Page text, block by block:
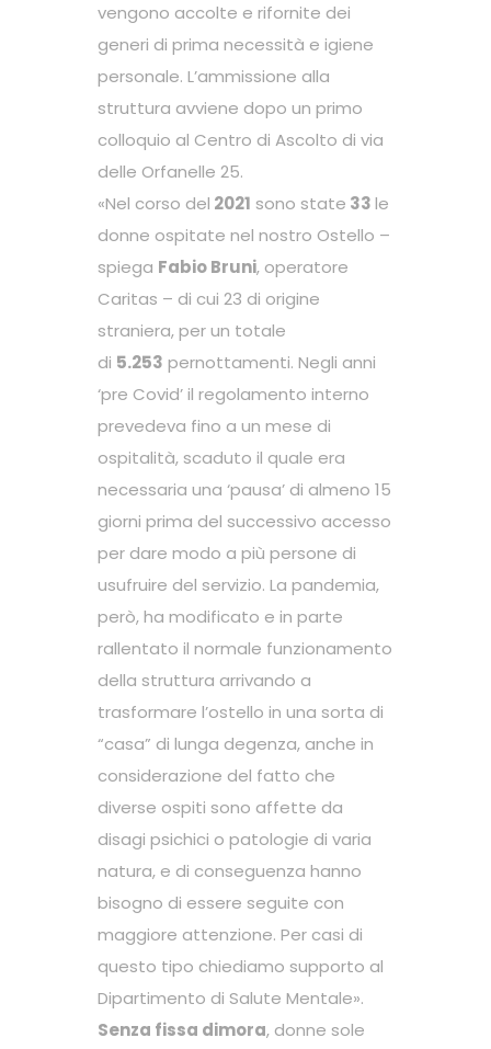
vengono accolte e rifornite dei
generi di prima necessità e igiene
personale. L’ammissione alla
struttura avviene dopo un primo
colloquio al Centro di Ascolto di via
delle Orfanelle 25.
«Nel corso del 2021 sono state 33le
donne ospitate nel nostro Ostello –
spiega Fabio Bruni, operatore
Caritas – di cui 23 di origine
straniera, per un totale
di 5.253 pernottamenti. Negli anni
‘pre Covid’ il regolamento interno
prevedeva fino a un mese di
ospitalità, scaduto il quale era
necessaria una ‘pausa’ di almeno 15
giorni prima del successivo accesso
per dare modo a più persone di
usufruire del servizio. La pandemia,
però, ha modificato e in parte
rallentato il normale funzionamento
della struttura arrivando a
trasformare l’ostello in una sorta di
“casa” di lunga degenza, anche in
considerazione del fatto che
diverse ospiti sono affette da
disagi psichici o patologie di varia
natura, e di conseguenza hanno
bisogno di essere seguite con
maggiore attenzione. Per casi di
questo tipo chiediamo supporto al
Dipartimento di Salute Mentale».
Senza fissa dimora, donne sole